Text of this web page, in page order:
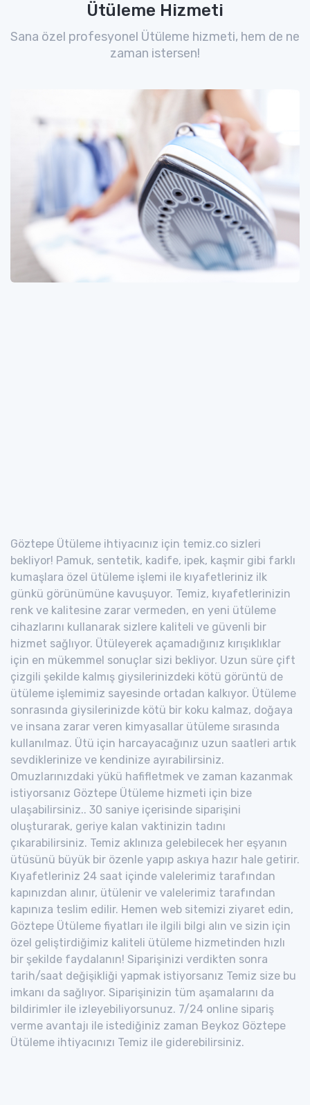
Ütüleme Hizmeti
Sana özel profesyonel Ütüleme hizmeti, hem de ne
zaman istersen!
Göztepe Ütüleme ihtiyacınız için temiz.co sizleri
bekliyor! Pamuk, sentetik, kadife, ipek, kaşmir gibi farklı
kumaşlara özel ütüleme işlemi ile kıyafetleriniz ilk
günkü görünümüne kavuşuyor. Temiz, kıyafetlerinizin
renk ve kalitesine zarar vermeden, en yeni ütüleme
cihazlarını kullanarak sizlere kaliteli ve güvenli bir
hizmet sağlıyor. Ütüleyerek açamadığınız kırışıklıklar
için en mükemmel sonuçlar sizi bekliyor. Uzun süre çift
çizgili şekilde kalmış giysilerinizdeki kötü görüntü de
ütüleme işlemimiz sayesinde ortadan kalkıyor. Ütüleme
sonrasında giysilerinizde kötü bir koku kalmaz, doğaya
ve insana zarar veren kimyasallar ütüleme sırasında
kullanılmaz. Ütü için harcayacağınız uzun saatleri artık
sevdiklerinize ve kendinize ayırabilirsiniz.
Omuzlarınızdaki yükü hafifletmek ve zaman kazanmak
istiyorsanız Göztepe Ütüleme hizmeti için bize
ulaşabilirsiniz.. 30 saniye içerisinde siparişini
oluşturarak, geriye kalan vaktinizin tadını
çıkarabilirsiniz. Temiz aklınıza gelebilecek her eşyanın
ütüsünü büyük bir özenle yapıp askıya hazır hale getirir.
Kıyafetleriniz 24 saat içinde valelerimiz tarafından
kapınızdan alınır, ütülenir ve valelerimiz tarafından
kapınıza teslim edilir. Hemen web sitemizi ziyaret edin,
Göztepe Ütüleme fiyatları ile ilgili bilgi alın ve sizin için
özel geliştirdiğimiz kaliteli ütüleme hizmetinden hızlı
bir şekilde faydalanın! Siparişinizi verdikten sonra
tarih/saat değişikliği yapmak istiyorsanız Temiz size bu
imkanı da sağlıyor. Siparişinizin tüm aşamalarını da
bildirimler ile izleyebiliyorsunuz. 7/24 online sipariş
verme avantajı ile istediğiniz zaman Beykoz Göztepe
Ütüleme ihtiyacınızı Temiz ile giderebilirsiniz.